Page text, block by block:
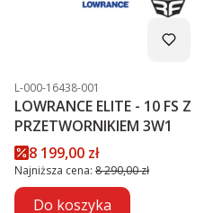
Kod produktu
L-000-16438-001
LOWRANCE ELITE - 10 FS Z
PRZETWORNIKIEM 3W1
Cena promocyjna
8 199,00 zł
Najniższa cena: 8 290,00 zł
Do koszyka